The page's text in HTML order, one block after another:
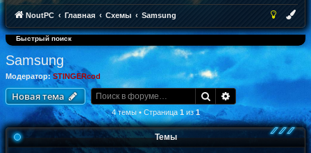
NoutPC Главная Схемы Samsung
Быстрый поиск
Samsung
Модератор: STINGERcod
Новая тема Поиск
4 темы • Страница 1из1
Темы